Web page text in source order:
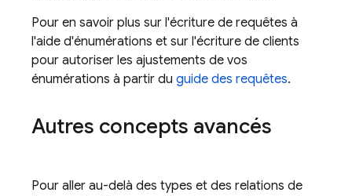
Pour en savoir plus sur l'écriture de requêtes à
l'aide d'énumérations et sur l'écriture de clients
pour autoriser les ajustements de vos
énumérations à partir du guide des requêtes.
Autres concepts avancés
Pour aller au-delà des types et des relations de